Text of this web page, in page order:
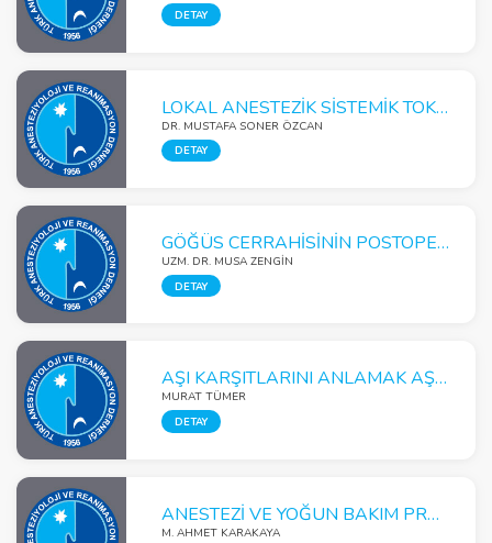
DETAY
LOKAL ANESTEZİK SİSTEMİK TOKSİSİTESİNDE ÜÇ BÖLMELİ PARENTERAL BESLENME SOLÜSYONU KULLANIMI
DR. MUSTAFA SONER ÖZCAN
DETAY
GÖĞÜS CERRAHİSİNİN POSTOPERATİF ANALJEZİSİ
UZM. DR. MUSA ZENGİN
DETAY
AŞI KARŞITLARINI ANLAMAK AŞI KARŞITLIĞINA ÇÖZÜM ÜRETMEK
MURAT TÜMER
DETAY
ANESTEZİ VE YOĞUN BAKIM PRATİĞİNDE ELASTOGRAFİ
M. AHMET KARAKAYA